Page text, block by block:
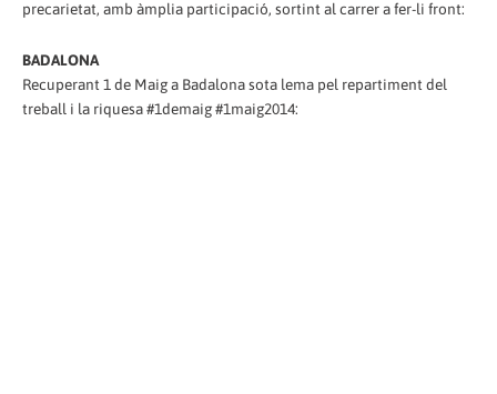
precarietat, amb àmplia participació, sortint al carrer a fer-li front:
BADALONA
Recuperant 1 de Maig a Badalona sota lema pel repartiment del
treball i la riquesa #1demaig #1maig2014: